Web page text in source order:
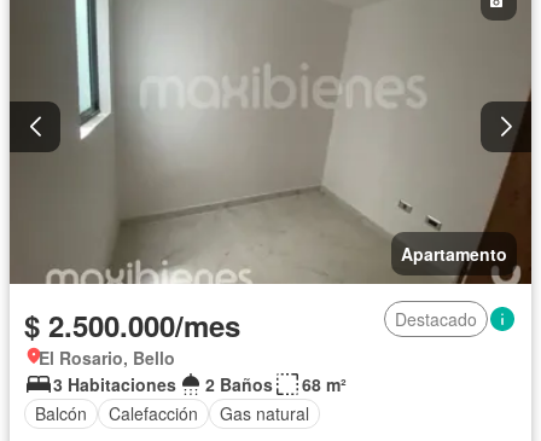
Apartamento
$ 2.500.000/mes
Destacado
El Rosario, Bello
3 Habitaciones
2 Baños
68 m²
Balcón
Calefacción Gas natural